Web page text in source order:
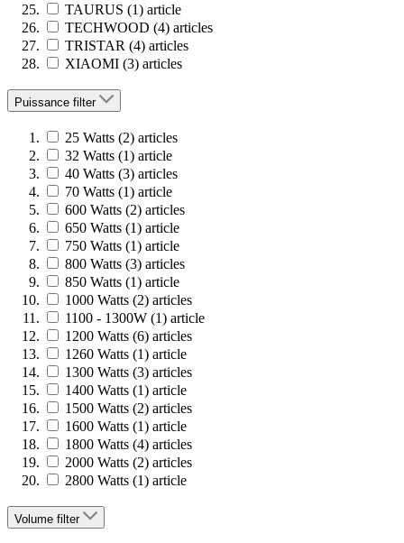
TAURUS (1) article
TECHWOOD (4) articles
TRISTAR (4) articles
XIAOMI (3) articles
Puissance filter
25 Watts (2) articles
32 Watts (1) article
40 Watts (3) articles
70 Watts (1) article
600 Watts (2) articles
650 Watts (1) article
750 Watts (1) article
800 Watts (3) articles
850 Watts (1) article
1000 Watts (2) articles
1100 - 1300W (1) article
1200 Watts (6) articles
1260 Watts (1) article
1300 Watts (3) articles
1400 Watts (1) article
1500 Watts (2) articles
1600 Watts (1) article
1800 Watts (4) articles
2000 Watts (2) articles
2800 Watts (1) article
Volume filter